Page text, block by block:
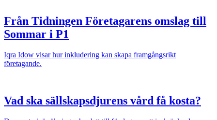
Från Tidningen Företagarens omslag till
Sommar i P1
Iqra Idow visar hur inkludering kan skapa framgångsrikt
företagande.
Vad ska sällskapsdjurens vård få kosta?